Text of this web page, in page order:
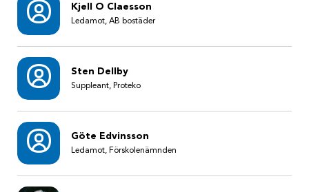
Kjell O Claesson
Ledamot, AB bostäder
Sten Dellby
Suppleant, Proteko
Göte Edvinsson
Ledamot, Förskolenämnden